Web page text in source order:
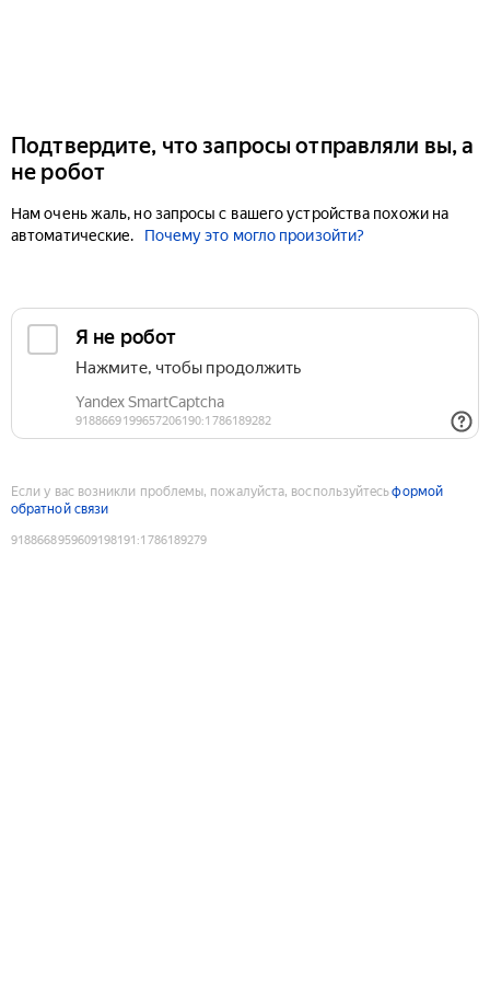
Подтвердите, что запросы отправляли вы, а
не робот
Нам очень жаль, но запросы с вашего устройства похожи на
автоматические.
Почему это могло произойти?
Если у вас возникли проблемы, пожалуйста, воспользуйтесьформой
обратной связи
9188668959609198191 :1786189279